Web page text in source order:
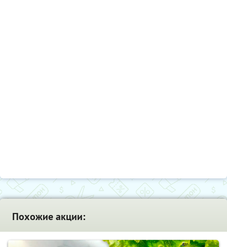
Похожие акции: